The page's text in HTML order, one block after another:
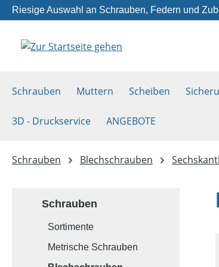
Hauptinhalt springen
Zur Suche springen
Zur Hauptnavigation springen
Riesige Auswahl an Schrauben, Federn und
Schrauben Muttern Scheiben
3D - Druckservice ANGEBOTE
Schrauben Blechschrauben
Schrauben
Sortimente
Metrische Schrauben